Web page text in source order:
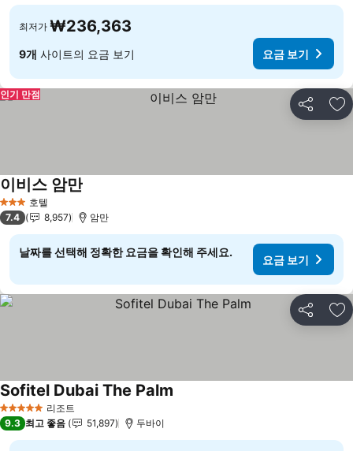
최저가 ₩236,363
9개 사이트의 요금 보기 요금 보기
공유 즐
인기 만점
3 성급 호텔
이비스 암만
7.4 8,957 암만
날짜를 선택해 정확한 요금을 확인해 주세요.
요금 보기
공유 즐
5 성급 리조트
Sofitel Dubai The Palm
9.3 최고 좋음 51,897 두바이